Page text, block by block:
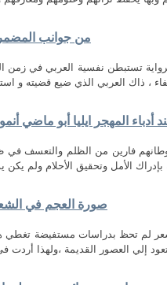
من جوانب المضمر
تستبطن نفسية العربي في زمن
أدباء المهجر ايليا أبو ماضي
فارين من الظلم والتعسف في
صورة العجم في
لم تحظ بدراسات مستفيضة تغطي